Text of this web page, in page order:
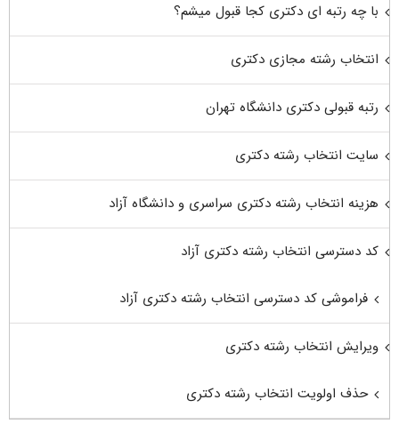
با چه رتبه ای دکتری کجا قبول میشم؟
انتخاب رشته مجازی دکتری
رتبه قبولی دکتری دانشگاه تهران
سایت انتخاب رشته دکتری
هزینه انتخاب رشته دکتری سراسری و دانشگاه آزاد
کد دسترسی انتخاب رشته دکتری آزاد
فراموشی کد دسترسی انتخاب رشته دکتری آزاد
ویرایش انتخاب رشته دکتری
حذف اولویت انتخاب رشته دکتری